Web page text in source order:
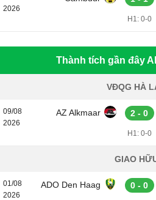
2026
H1: 0-0
Thành tích gần đây
VĐQG HÀ
09/08
2026
AZ Alkmaar 2 - 0
H1: 0-0
GIAO
01/08
2026
ADO Den Haag 0 - 0